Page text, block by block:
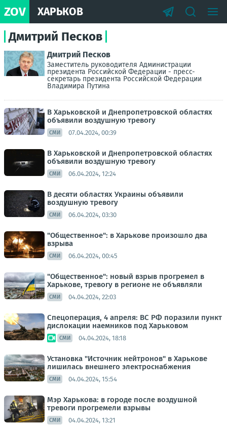
ZOV ХАРЬКОВ
Дмитрий Песков
Дмитрий Песков
Заместитель руководителя Администрации
президента Российской Федерации - пресс-
секретарь президента Российской Федерации
Владимира Путина
В Харьковской и Днепропетровской областях
объявили воздушную тревогу
СМИ 07.04.2024, 00:39
В Харьковской и Днепропетровской областях
объявили воздушную тревогу
СМИ 06.04.2024, 12:24
В десяти областях Украины объявили
воздушную тревогу
СМИ 06.04.2024, 03:30
"Общественное": в Харькове произошло два
взрыва
СМИ 06.04.2024, 00:45
"Общественное": новый взрыв прогремел в
Харькове, тревогу в регионе не объявляли
СМИ 04.04.2024, 22:03
Спецоперация, 4 апреля: ВС РФ поразили пункт
дислокации наемников под Харьковом
СМИ 04.04.2024, 18:18
Установка "Источник нейтронов" в Харькове
лишилась внешнего электроснабжения
СМИ 04.04.2024, 15:54
Мэр Харькова: в городе после воздушной
тревоги прогремели взрывы
СМИ 04.04.2024, 13:21